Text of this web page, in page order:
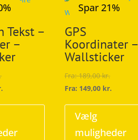
Tekst –
–
Spar 21%
GPS
Koordinater –
Wallsticker
Fra:189,00kr.
Fra: 149,00 kr.
Vælg
muligheder